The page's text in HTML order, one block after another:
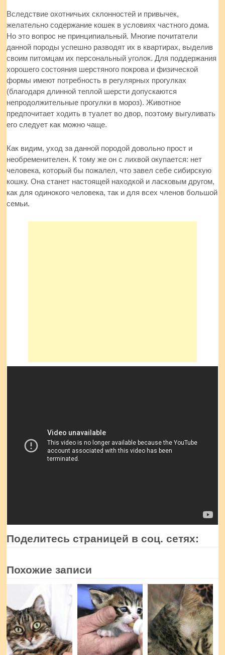
Вследствие охотничьих склонностей и привычек,
желательно содержание кошек в условиях частного дома.
Но это вопрос не принципиальный. Многие почитатели
данной породы успешно разводят их в квартирах, выделив
своим питомцам их персональный уголок. Для поддержания
хорошего состояния шерстяного покрова и физической
формы имеют потребность в регулярных прогулках
(благодаря длинной теплой шерсти допускаются
непродолжительные прогулки в мороз). Животное
предпочитает ходить в туалет во двор, поэтому выгуливать
его следует как можно чаще.
Как видим, уход за данной породой довольно прост и
необременителен. К тому же он с лихвой окупается: нет
человека, который бы пожалел, что завел себе сибирскую
кошку. Она станет настоящей находкой и ласковым другом,
как для одинокого человека, так и для всех членов большой
семьи.
Поделитесь страницей в соц. сетях:
Похожие записи